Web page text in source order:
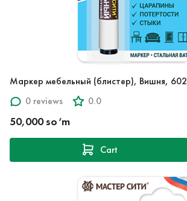
Маркер мебельный (блистер), Вишня, 602
0 reviews
0.0
50,000 so‘m
Cart